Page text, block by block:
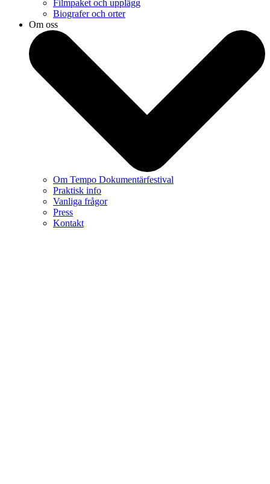
Filmpaket och upplägg
Biografer och orter
Om oss
Om Tempo Dokumentärfestival
Praktisk info
Vanliga frågor
Press
Kontakt